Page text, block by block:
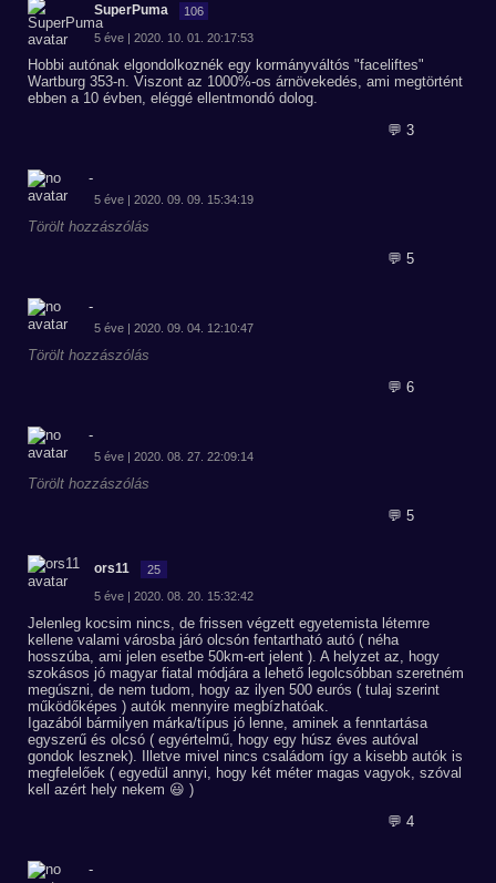
SuperPuma 106
5 éve | 2020. 10. 01. 20:17:53
Hobbi autónak elgondolkoznék egy kormányváltós "faceliftes"
Wartburg 353-n. Viszont az 1000%-os árnövekedés, ami megtörtént
ebben a 10 évben, eléggé ellentmondó dolog.
💬 3
-
5 éve | 2020. 09. 09. 15:34:19
Törölt hozzászólás
💬 5
-
5 éve | 2020. 09. 04. 12:10:47
Törölt hozzászólás
💬 6
-
5 éve | 2020. 08. 27. 22:09:14
Törölt hozzászólás
💬 5
ors11 25
5 éve | 2020. 08. 20. 15:32:42
Jelenleg kocsim nincs, de frissen végzett egyetemista létemre
kellene valami városba járó olcsón fentartható autó ( néha
hosszúba, ami jelen esetbe 50km-ert jelent ). A helyzet az, hogy
szokásos jó magyar fiatal módjára a lehető legolcsóbban szeretném
megúszni, de nem tudom, hogy az ilyen 500 eurós ( tulaj szerint
működőképes ) autók mennyire megbízhatóak.
Igazából bármilyen márka/típus jó lenne, aminek a fenntartása
egyszerű és olcsó ( egyértelmű, hogy egy húsz éves autóval
gondok lesznek). Illetve mivel nincs családom így a kisebb autók is
megfelelőek ( egyedül annyi, hogy két méter magas vagyok, szóval
kell azért hely nekem 😃 )
💬 4
-